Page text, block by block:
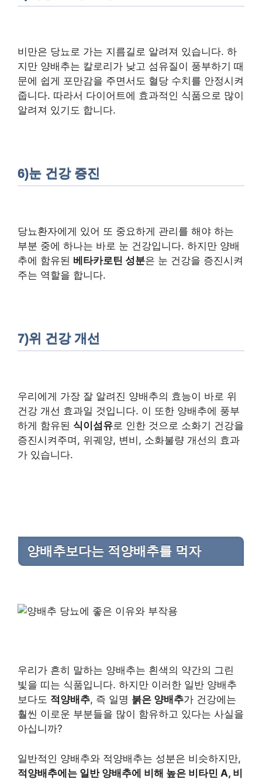
비만은 당뇨로 가는 지름길로 알려져 있습니다. 하
지만 양배추는 칼로리가 낮고 섬유질이 풍부하기 때
문에 쉽게 포만감을 주면서도 혈당 수치를 안정시켜
줍니다. 따라서 다이어트에 효과적인 식품으로 많이
알려져 있기도 합니다.
6)눈 건강 증진
당뇨환자에게 있어 또 중요하게 관리를 해야 하는
부분 중에 하나는 바로 눈 건강입니다. 하지만 양배
추에 함유된 베타카로틴 성분은 눈 건강을 증진시켜
주는 역할을 합니다.
7)위 건강 개선
우리에게 가장 잘 알려진 양배추의 효능이 바로 위
건강 개선 효과일 것입니다. 이 또한 양배추에 풍부
하게 함유된 식이섬유로 인한 것으로 소화기 건강을
증진시켜주며, 위궤양, 변비, 소화불량 개선의 효과
가 있습니다.
양배추보다는 적양배추를 먹자
우리가 흔히 말하는 양배추는 흰색의 약간의 그린
빛을 띠는 식품입니다. 하지만 이러한 일반 양배추
보다도 적양배추, 즉 일명 붉은 양배추가 건강에는
훨씬 이로운 부분들을 많이 함유하고 있다는 사실을
아십니까?
일반적인 양배추와 적양배추는 성분은 비슷하지만,
적양배추에는 일반 양배추에 비해 높은 비타민 A, 비